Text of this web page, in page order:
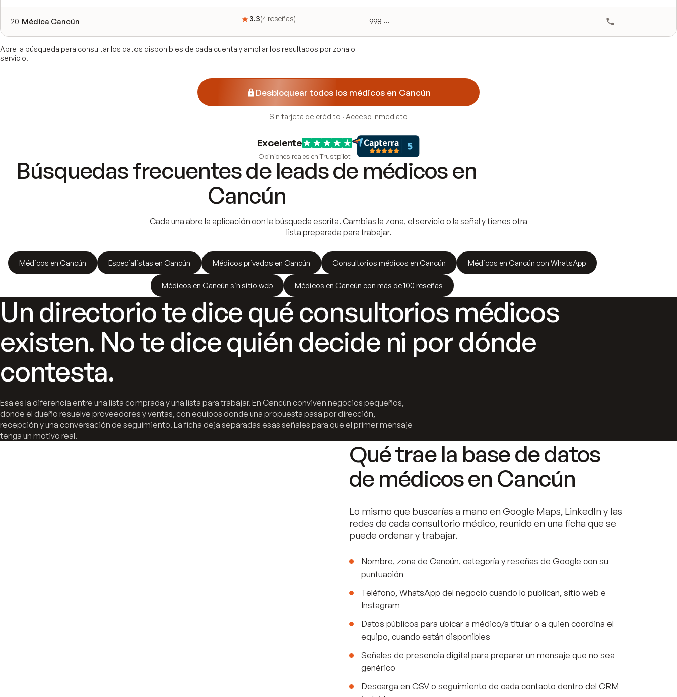
20 Médica Cancún 3.3(4 reseñas) 998 ··· -
Abre la búsqueda para consultar los datos disponibles de cada cuenta y ampliar los resultados por zona o
servicio.
Desbloquear todos los médicos en Cancún
Sin tarjeta de crédito · Acceso inmediato
Excelente
Opiniones reales en Trustpilot
Búsquedas frecuentes de leads de médicos en
Cancún
Cada una abre la aplicación con la búsqueda escrita. Cambias la zona, el servicio o la señal y tienes otra
lista preparada para trabajar.
Médicos en Cancún Especialistas en Cancún Médicos privados en Cancún Consultorios médicos en Cancún Médicos en Cancún con WhatsApp
Médicos en Cancún sin sitio web Médicos en Cancún con más de 100 reseñas
Un directorio te dice qué consultorios médicos
existen. No te dice quién decide ni por dónde
contesta.
Esa es la diferencia entre una lista comprada y una lista para trabajar. En Cancún conviven negocios pequeños,
donde el dueño resuelve proveedores y ventas, con equipos donde una propuesta pasa por dirección,
recepción y una conversación de seguimiento. La ficha deja separadas esas señales para que el primer mensaje
tenga un motivo real.
Qué trae la base de datos
de médicos en Cancún
Lo mismo que buscarías a mano en Google Maps, LinkedIn y las
redes de cada consultorio médico, reunido en una ficha que se
puede ordenar y trabajar.
Nombre, zona de Cancún, categoría y reseñas de Google con su
puntuación
Teléfono, WhatsApp del negocio cuando lo publican, sitio web e
Instagram
Datos públicos para ubicar a médico/a titular o a quien coordina el
equipo, cuando están disponibles
Señales de presencia digital para preparar un mensaje que no sea
genérico
Descarga en CSV o seguimiento de cada contacto dentro del CRM